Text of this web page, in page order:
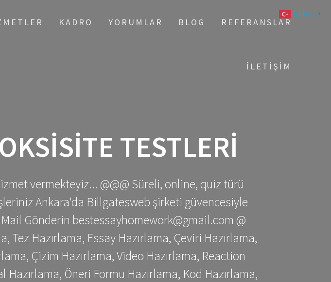
KADRO YORUMLAR BLOG REFERANSLAR
İLETIŞIM
TESTLERI
vermekteyiz... @@@ Süreli, online, quiz türü
Ankara'da Billgatesweb şirketi güvencesiyle
Gönderin bestessayhomework@gmail.com @
Tez Hazırlama, Essay Hazırlama, Çeviri Hazırlama,
Çizim Hazırlama, Video Hazırlama, Reaction
Öneri Formu Hazırlama, Kod Hazırlama,
Turkish ▼